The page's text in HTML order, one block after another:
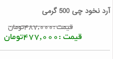
آرد نخود چی 500 گرمی
قیمت :487,000تومان
قیمت :477,000تومان